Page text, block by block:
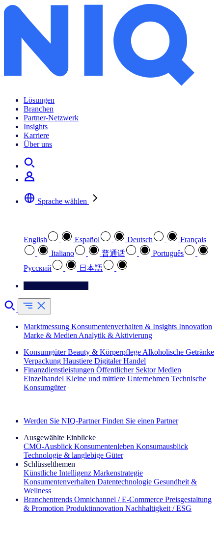
Lösungen
Branchen
Partner-Netzwerk
Insights
Karriere
Über uns
Sprache wählen
English Español Deutsch
Français
Italiano
普通话
Português
Pусский
日本語
Marktmessung Konsumentenverhalten & Insights Innovation
Marke & Medien Analytik & Aktivierung
Konsumgüter Beauty & Körperpflege Alkoholische Getränke
Verpackung Haustiere Digitaler Handel
Finanzdienstleistungen Öffentlicher Sektor Medien
Einzelhandel Kleine und mittlere Unternehmen Technische
Konsumgüter
Werden Sie NIQ-Partner Finden Sie einen Partner
Ausgewählte Einblicke
CMO‑Ausblick Konsumentenleben Konsumausblick
Technologie & langlebige Güter
Schlüsselthemen
Künstliche Intelligenz Markenstrategie
Konsumentenverhalten Datentechnologie Gesundheit &
Wellness
Branchentrends Omnichannel / E‑Commerce Preisgestaltung
& Promotion Produktinnovation Nachhaltigkeit / ESG